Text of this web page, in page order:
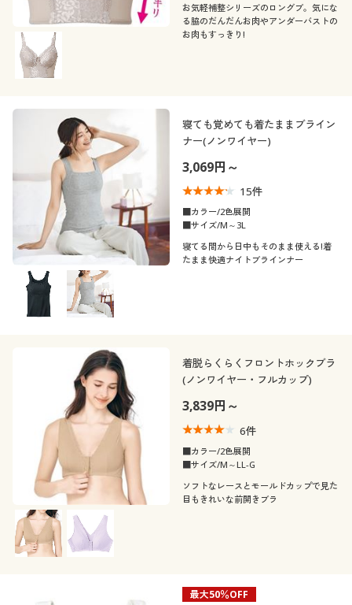
お気軽補整シリーズのロングブ。気にな
る脇のだんだんお肉やアンダーバストの
お肉もすっきり!
寝ても覚めても着たままブライン
ナー(ノンワイヤー)
3,069円～
15件
■カラー/2色展開
■サイズ/M～3L
寝てる間から日中もそのまま使える!着
たまま快適ナイトブラインナー
着脱らくらくフロントホックブラ
(ノンワイヤー・フルカップ)
3,839円～
6件
■カラー/2色展開
■サイズ/M～LL-G
ソフトなレースとモールドカップで見た
目もきれいな前開きブラ
最大50％OFF